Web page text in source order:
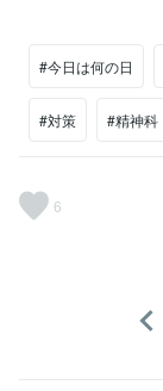
#今日は何の日
#対策 #精神科
6